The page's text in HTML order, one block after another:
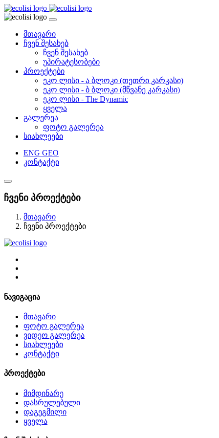
მთავარი
ჩვენ შესახებ
ჩვენ შესახებ
უპირატესობები
პროექტები
ეკო ლისი - ა ბლოკი (თეთრი კარკასი)
ეკო ლისი - ბ ბლოკი (მწვანე კარკასი)
ეკო ლისი - The Dynamic
ყველა
გალერეა
ფოტო გალერეა
სიახლეები
ENG GEO
კონტაქტი
ჩვენი პროექტები
მთავარი
ჩვენი პროექტები
ნავიგაცია
მთავარი
ფოტო გალერეა
ვიდეო გალერეა
სიახლეები
კონტაქტი
პროექტები
მიმდინარე
დასრულებული
დაგეგმილი
ყველა